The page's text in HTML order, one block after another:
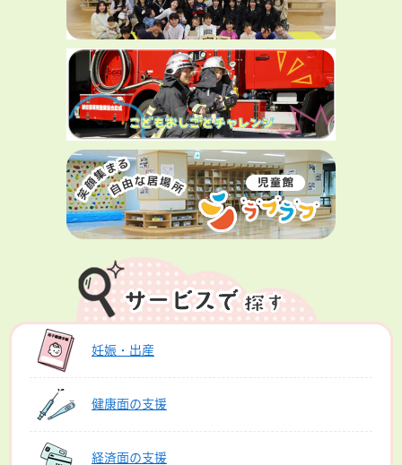
妊娠・出産
健康面の支援
経済面の支援